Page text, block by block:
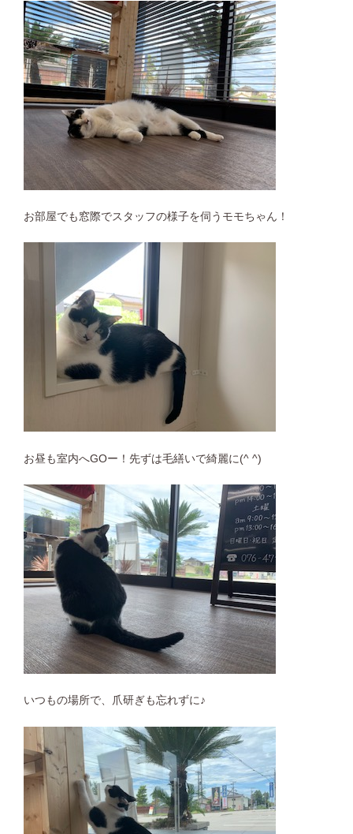
お部屋でも窓際でスタッフの様子を伺うモモちゃん！
お昼も室内へGOー！先ずは毛繕いで綺麗に(^ ^)
いつもの場所で、爪研ぎも忘れずに♪